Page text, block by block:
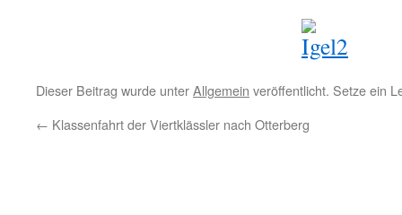
Dieser Beitrag wurde unterAllgemein veröffentlicht. Setze ein
← Klassenfahrt der Viertklässler nach Otterberg